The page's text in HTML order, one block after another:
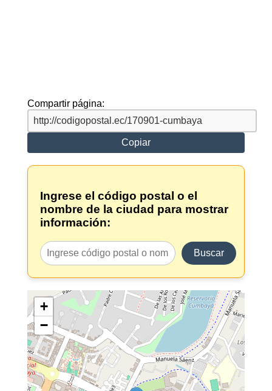
Compartir página:
Copiar
Ingrese el código postal o el
nombre de la ciudad para mostrar
información:
Buscar
+
−